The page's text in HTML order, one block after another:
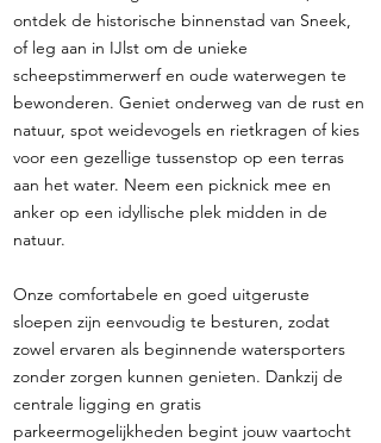
ontdek de historische binnenstad van Sneek,
of leg aan in IJlst om de unieke
scheepstimmerwerf en oude waterwegen te
bewonderen. Geniet onderweg van de rust en
natuur, spot weidevogels en rietkragen of kies
voor een gezellige tussenstop op een terras
aan het water. Neem een picknick mee en
anker op een idyllische plek midden in de
natuur.
Onze comfortabele en goed uitgeruste
sloepen zijn eenvoudig te besturen, zodat
zowel ervaren als beginnende watersporters
zonder zorgen kunnen genieten. Dankzij de
centrale ligging en gratis
parkeermogelijkheden begint jouw vaartocht